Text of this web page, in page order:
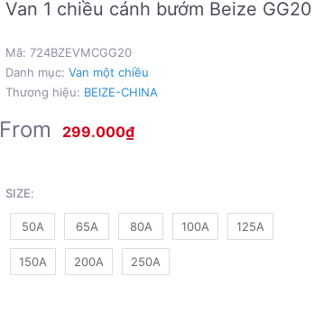
Van 1 chiều cánh bướm Beize GG20
From 299.000₫
SIZE:
50A 65A 80A 100A 125A
150A 200A 250A
Mã: 724BZEVMCGG20
Danh mục: Van một chiều
Thương hiệu: BEIZE-CHINA